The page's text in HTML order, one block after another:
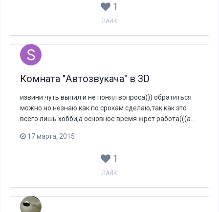
1
ЛАЙК
Комната "Автозвукача" в 3D
извини чуть выпил и не понял вопроса))) обратиться
можно но незнаю как по срокам сделаю,так как это
всего лишь хобби,а основное время жрет работа(((а...
17 марта, 2015
1
ЛАЙК